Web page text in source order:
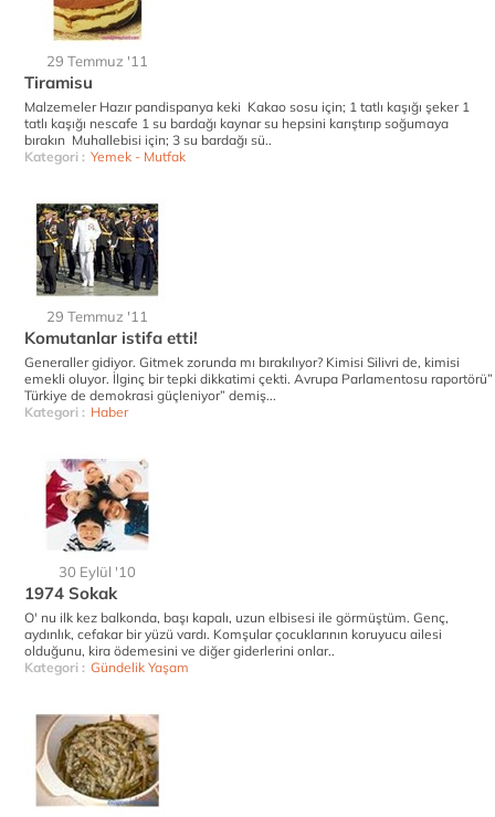
29 Temmuz '11
Tiramisu
Malzemeler Hazır pandispanya keki Kakao sosu için; 1 tatlı kaşığı şeker 1
tatlı kaşığı nescafe 1 su bardağı kaynar su hepsini karıştırıp soğumaya
bırakın Muhallebisi için; 3 su bardağı sü..
Kategori : Yemek - Mutfak
29 Temmuz '11
Komutanlar istifa etti!
Generaller gidiyor. Gitmek zorunda mı bırakılıyor? Kimisi Silivri de, kimisi
emekli oluyor. İlginç bir tepki dikkatimi çekti. Avrupa Parlamentosu raportörü”
Türkiye de demokrasi güçleniyor” demiş...
Kategori : Haber
30 Eylül '10
1974 Sokak
O' nu ilk kez balkonda, başı kapalı, uzun elbisesi ile görmüştüm. Genç,
aydınlık, cefakar bir yüzü vardı. Komşular çocuklarının koruyucu ailesi
olduğunu, kira ödemesini ve diğer giderlerini onlar..
Kategori : Gündelik Yaşam